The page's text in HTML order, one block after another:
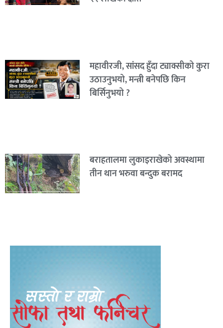
महावीरजी, सांसद हुँदा ट्याक्सीको कुरा
उठाउनुभयो, मन्त्री बनेपछि किन
बिर्सिनुभयो ?
बराहतालमा लुकाइराखेको अवस्थामा
तीन थान भरुवा बन्दुक बरामद